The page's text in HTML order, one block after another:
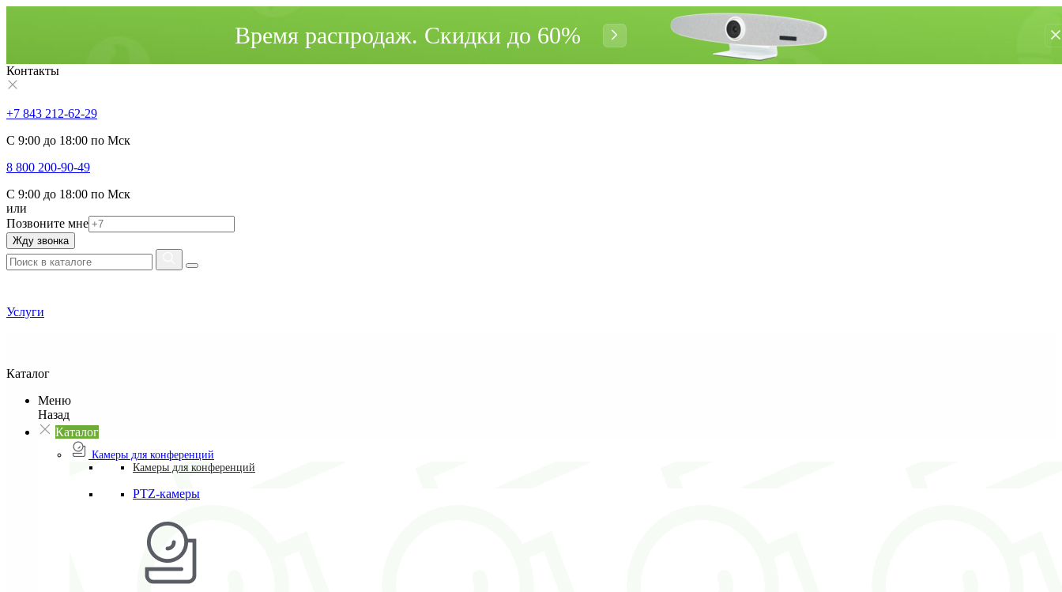
Время распродаж. Cкидки до 60%
Контакты
+7 843 212-62-29
С 9:00 до 18:00 по Мск
8 800 200-90-49
С 9:00 до 18:00 по Мск
или
Позвоните мне
Жду звонка
Услуги
Каталог
Меню
Назад
Каталог
Камеры для конференций
Камеры для конференций
PTZ-камеры